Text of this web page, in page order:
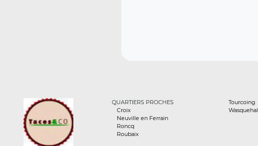
QUARTIERS PROCHES
Croix
Neuville en Ferrain
Roncq
Roubaix
Tourcoing
Wasquehal